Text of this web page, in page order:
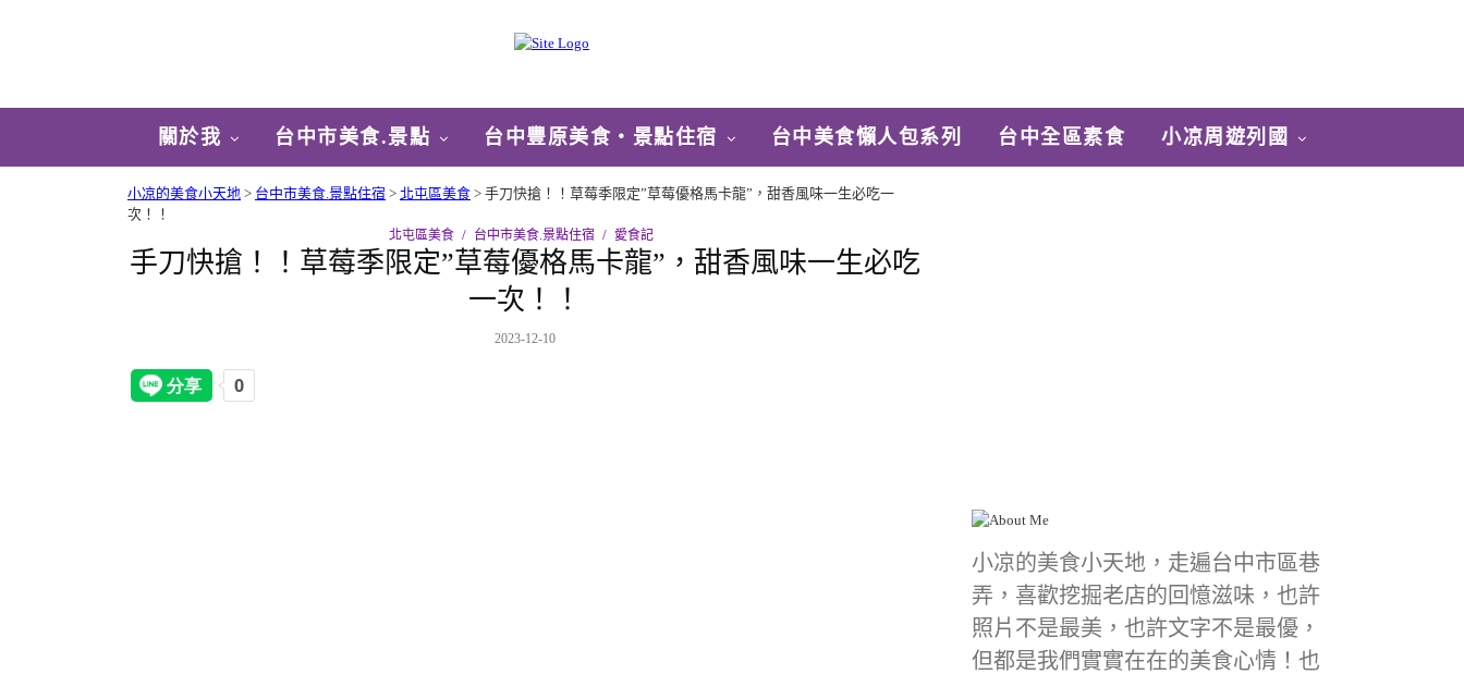
關於我 台中市美食.景點 台中豐原美食‧景點住宿 台中美食懶人包系列 台中全區素食 小凉周遊列國
小凉的美食小天地 > 台中市美食.景點住宿 > 北屯區美食 > 手刀快搶！！草莓季限定”草莓優格馬卡龍”，甜香風味一生必吃一
次！！
北屯區美食 台中市美食.景點住宿 愛食記
手刀快搶！！草莓季限定”草莓優格馬卡龍”，甜香風味一生必吃
一次！！
2023-12-10
小凉的美食小天地，走遍台中市區巷
弄，喜歡挖掘老店的回憶滋味，也許
照片不是最美，也許文字不是最優，
但都是我們實實在在的美食心情！也